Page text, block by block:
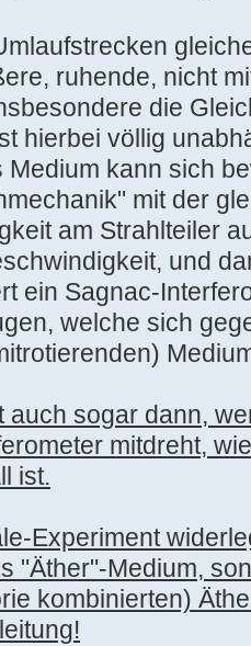
ruhende, nicht
die
hierbei völlig
Medium kann sich
mit der
am Strahlteiler
und
ein Sagnac-
welche sich
auch sogar dann,
mitdreht,
ist.
Experiment
"Äther"-Medium,
kombinierten)